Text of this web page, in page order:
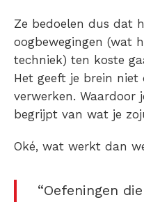
Ze bedoelen dus dat
oogbewegingen (wat
techniek) ten koste
Het geeft je brein
verwerken. Waardoor
begrijpt van wat je
Oké, wat werkt dan
“Oefeningen